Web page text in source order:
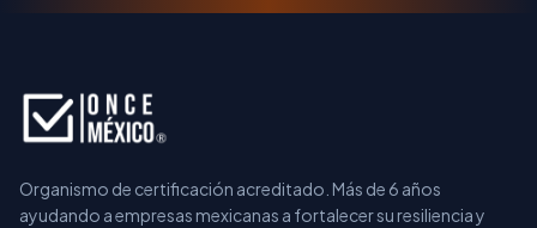
Organismo de certificación acreditado. Más de 6 años
ayudando a empresas mexicanas a fortalecer su resiliencia y